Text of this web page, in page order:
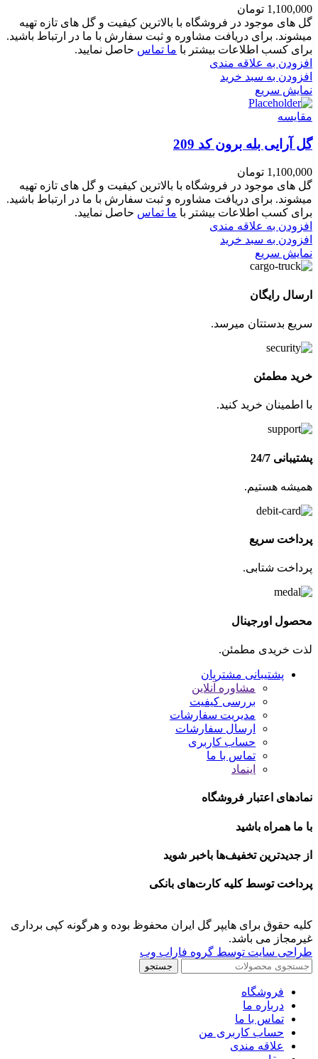
1,100,000 تومان
گل های موجود در فروشگاه با بالاترین کیفیت و گل های تازه تهیه
میشوند. برای دریافت مشاوره و ثبت سفارش با ما در ارتباط باشید.
برای کسب اطلاعات بیشتر با ما تماس حاصل نمایید.
افزودن به علاقه مندی
افزودن به سبد خرید
نمایش سریع
مقايسه
گل آرایی بله برون کد 209
1,100,000 تومان
گل های موجود در فروشگاه با بالاترین کیفیت و گل های تازه تهیه
میشوند. برای دریافت مشاوره و ثبت سفارش با ما در ارتباط باشید.
برای کسب اطلاعات بیشتر با ما تماس حاصل نمایید.
افزودن به علاقه مندی
افزودن به سبد خرید
نمایش سریع
ارسال رایگان
سریع بدستتان میرسد.
خرید مطمئن
با اطمینان خرید کنید.
پشتیبانی 24/7
همیشه هستیم.
پرداخت سریع
پرداخت شتابی.
محصول اورجینال
لذت خریدی مطمئن.
پشتیبانی مشتریان
مشاوره آنلاین
بررسی کیفیت
مدیریت سفارشات
ارسال سفارشات
حساب کاربری
تماس با ما
اینماد
نمادهای اعتبار فروشگاه
با ما همراه باشید
از جدیدترین تخفیف‌ها باخبر شوید
پرداخت توسط کلیه کارت‌های بانکی
کلیه حقوق برای هایپر گل ایران محفوظ بوده و هرگونه کپی برداری
غیرمجاز می باشد.
طراحی سایت توسط گروه فاراب وب
جستجو
فروشگاه
درباره ما
تماس با ما
حساب کاربری من
علاقه مندی